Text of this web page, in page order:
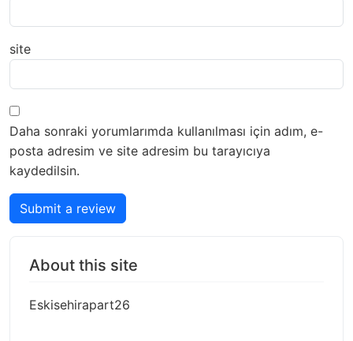
site
Daha sonraki yorumlarımda kullanılması için adım, e-
posta adresim ve site adresim bu tarayıcıya
kaydedilsin.
Submit a review
About this site
Eskisehirapart26